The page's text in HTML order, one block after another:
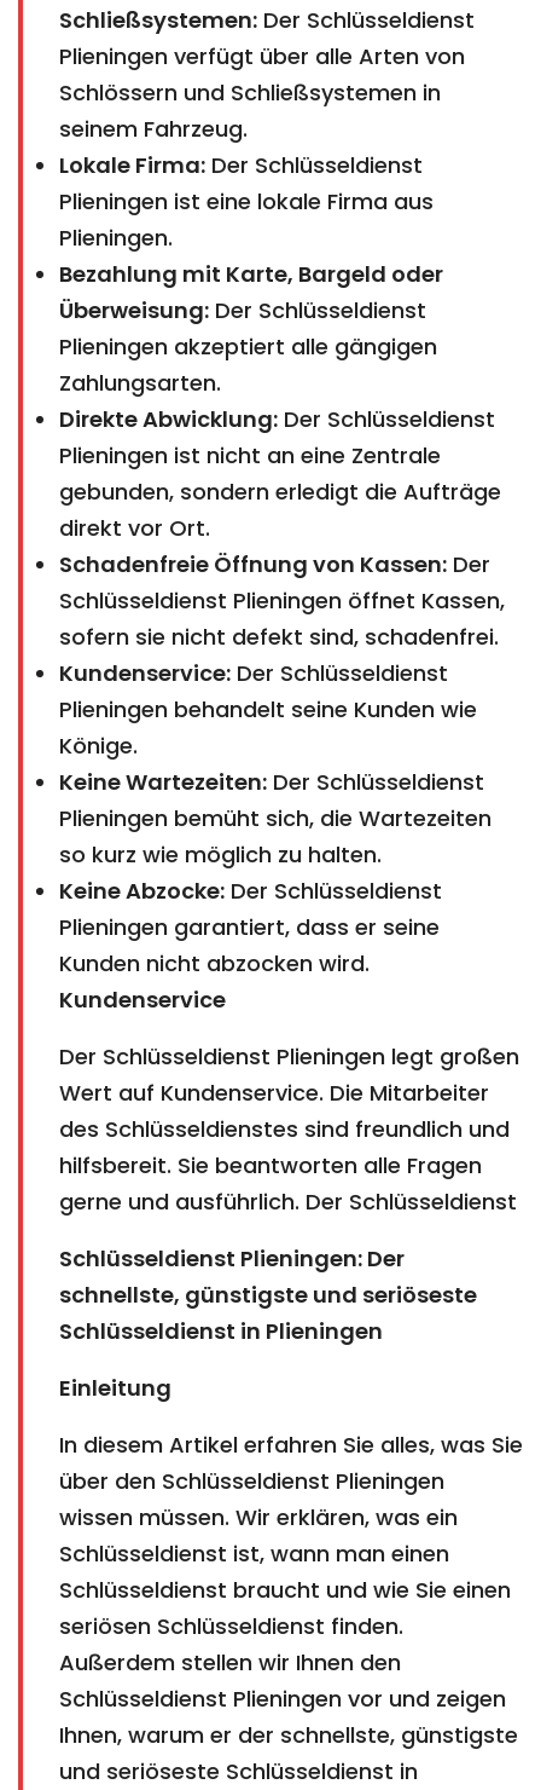
Schließsystemen: Der Schlüsseldienst
Plieningen verfügt über alle Arten von
Schlössern und Schließsystemen in
seinem Fahrzeug.
Lokale Firma: Der Schlüsseldienst
Plieningen ist eine lokale Firma aus
Plieningen.
Bezahlung mit Karte, Bargeld oder
Überweisung: Der Schlüsseldienst
Plieningen akzeptiert alle gängigen
Zahlungsarten.
Direkte Abwicklung: Der Schlüsseldienst
Plieningen ist nicht an eine Zentrale
gebunden, sondern erledigt die Aufträge
direkt vor Ort.
Schadenfreie Öffnung von Kassen: Der
Schlüsseldienst Plieningen öffnet Kassen,
sofern sie nicht defekt sind, schadenfrei.
Kundenservice: Der Schlüsseldienst
Plieningen behandelt seine Kunden wie
Könige.
Keine Wartezeiten: Der Schlüsseldienst
Plieningen bemüht sich, die Wartezeiten
so kurz wie möglich zu halten.
Keine Abzocke: Der Schlüsseldienst
Plieningen garantiert, dass er seine
Kunden nicht abzocken wird.
Kundenservice
Der Schlüsseldienst Plieningen legt großen
Wert auf Kundenservice. Die Mitarbeiter
des Schlüsseldienstes sind freundlich und
hilfsbereit. Sie beantworten alle Fragen
gerne und ausführlich. Der Schlüsseldienst
Schlüsseldienst Plieningen: Der
schnellste, günstigste und seriöseste
Schlüsseldienst in Plieningen
Einleitung
In diesem Artikel erfahren Sie alles, was Sie
über den Schlüsseldienst Plieningen
wissen müssen. Wir erklären, was ein
Schlüsseldienst ist, wann man einen
Schlüsseldienst braucht und wie Sie einen
seriösen Schlüsseldienst finden.
Außerdem stellen wir Ihnen den
Schlüsseldienst Plieningen vor und zeigen
Ihnen, warum er der schnellste, günstigste
und seriöseste Schlüsseldienst in